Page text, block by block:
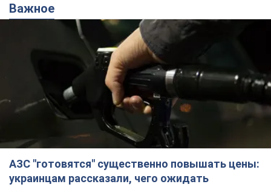
Важное
АЗС "готовятся" существенно повышать цены:
украинцам рассказали, чего ожидать